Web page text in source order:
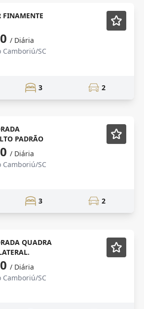
FINAMENTE
/ Diária
SC
3 2
Mobiliado
PADRÃO
/ Diária
SC
3 2
Mobiliado
QUADRA
/ Diária
SC